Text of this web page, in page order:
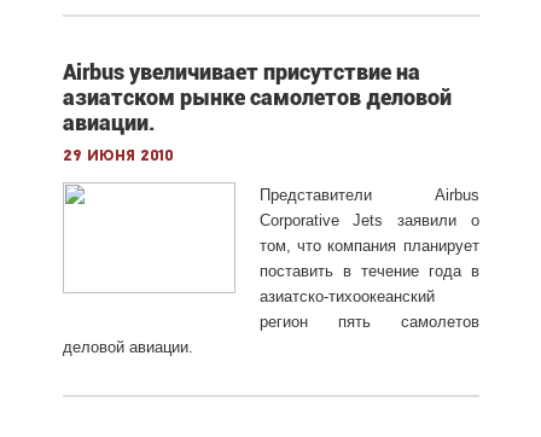
Airbus увеличивает присутствие на
азиатском рынке самолетов деловой
авиации.
29 июня 2010
Представители Airbus
Corporative Jets заявили о
том, что компания планирует
поставить в течение года в
азиатско-тихоокеанский
регион пять самолетов
деловой авиации.